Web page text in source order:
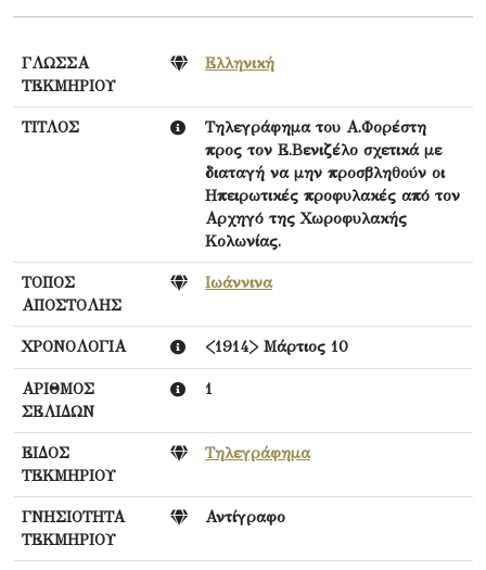
ΓΛΩΣΣΑ
ΤΕΚΜΗΡΙΟΥ
Ελληνική
ΤΙΤΛΟΣ
Τηλεγράφημα του Α.Φορέστη
προς τον Ε.Βενιζέλο σχετικά με
διαταγή να μην προσβληθούν οι
Ηπειρωτικές προφυλακές από τον
Αρχηγό της Χωροφυλακής
Κολωνίας.
ΤΟΠΟΣ
ΑΠΟΣΤΟΛΗΣ
Ιωάννινα
ΧΡΟΝΟΛΟΓΙΑ <1914> Μάρτιος 10
ΑΡΙΘΜΟΣ
ΣΕΛΙΔΩΝ
1
ΕΙΔΟΣ
ΤΕΚΜΗΡΙΟΥ
Τηλεγράφημα
ΓΝΗΣΙΟΤΗΤΑ
ΤΕΚΜΗΡΙΟΥ
Αντίγραφο